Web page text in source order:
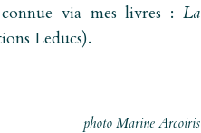
via mes livres : La
Leducs).
photo Marine Arcoiris